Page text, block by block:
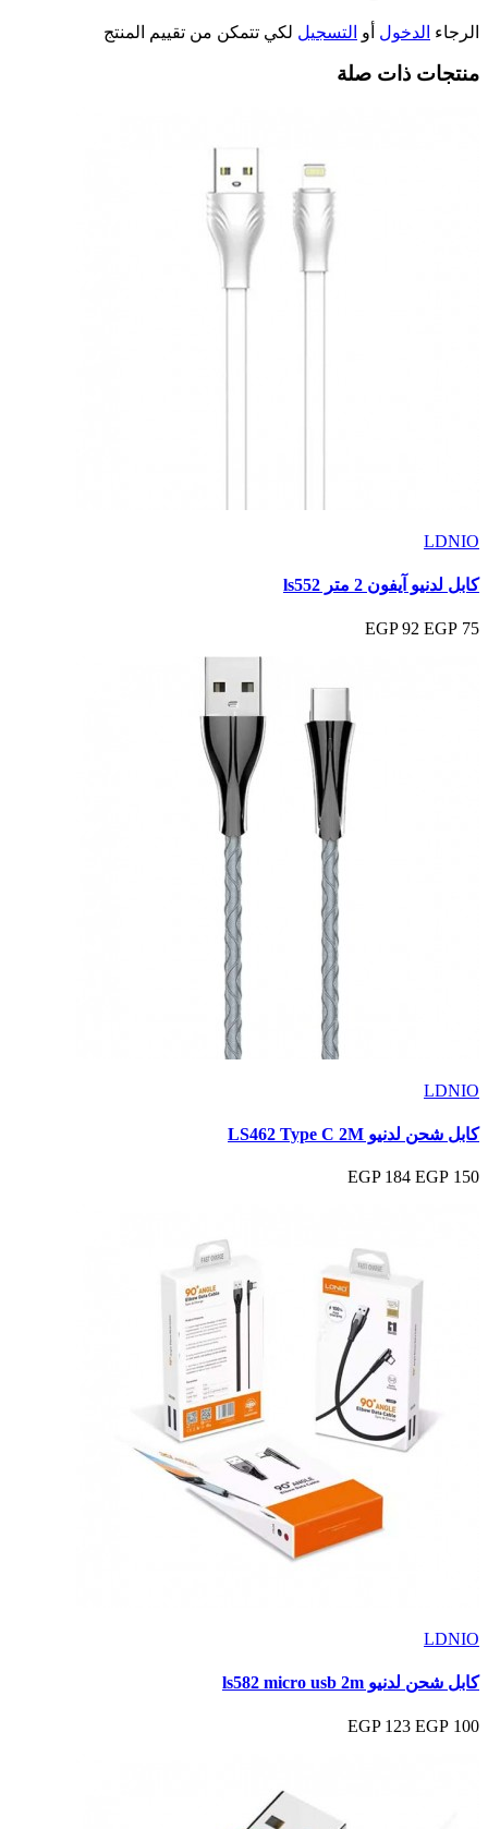
الرجاء الدخول أو التسجيل لكي تتمكن من تقييم المنتج
منتجات ذات صلة
LDNIO
كابل لدنيو آيفون 2 متر ls552
75 EGP
92 EGP
LDNIO
كابل شحن لدنيو LS462 Type C 2M
150 EGP
184 EGP
LDNIO
كابل شحن لدنيو ls582 micro usb 2m
100 EGP
123 EGP